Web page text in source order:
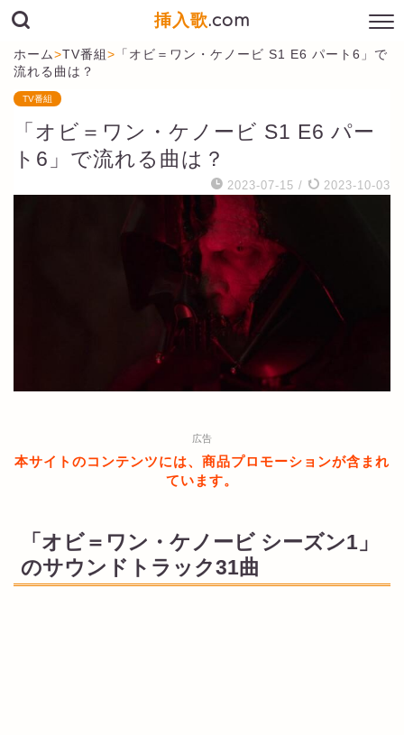
挿入歌.com
ホーム>TV番組> 「オビ＝ワン・ケノービ S1 E6 パート6」で
流れる曲は？
TV番組
「オビ＝ワン・ケノービ S1 E6 パー
ト6」で流れる曲は？
2023-07-15 / 2023-10-03
広告
本サイトのコンテンツには、商品プロモーションが含まれ
ています。
「オビ＝ワン・ケノービ シーズン1」
のサウンドトラック31曲